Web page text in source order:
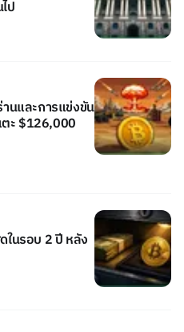
ป
นและการแข่งขัน
ะ $126,000
ในรอบ 2 ปี หลัง